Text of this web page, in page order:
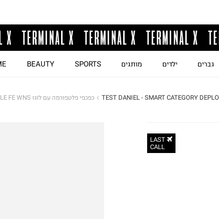
גברים ילדים מותגים SPORTS
BEAUTY
TEST DANIEL - SMART CATEGORY כפכפי פלטפורמה עם לוגו CA. MULE FE WNS / נשים
LAST
CALL